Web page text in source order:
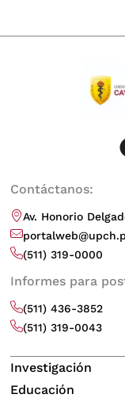
Contáctanos:
Av. Honorio
(511) 319-0000
Informes para
(511) 436-3852
(511) 319-0043
Investigación
Educación